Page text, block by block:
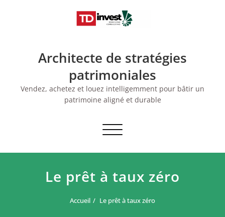
Architecte de stratégies
patrimoniales
Vendez, achetez et louez intelligemment pour bâtir un
patrimoine aligné et durable
Afficher/masquer
navigation
Le prêt à taux zéro
Accueil Le prêt à taux zéro